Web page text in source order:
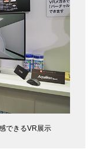
できるVR展示